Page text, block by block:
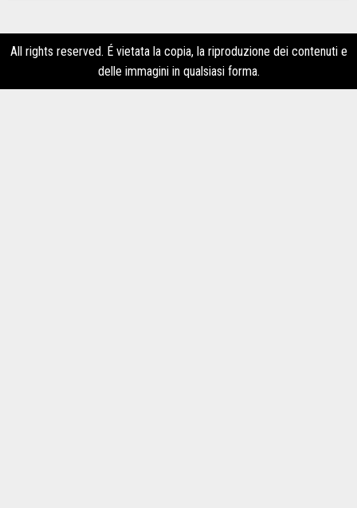
All rights reserved. É vietata la copia, la riproduzione dei contenuti e
delle immagini in qualsiasi forma.